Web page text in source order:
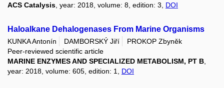
ACS Catalysis , year: 2018, volume: 8, edition: 3, DOI
Haloalkane Dehalogenases From Marine Organisms
KUNKA Antonín DAMBORSKÝ Jiří
PROKOP Zbyněk
Peer-reviewed scientific article
MARINE ENZYMES AND SPECIALIZED METABOLISM, PT B,
year: 2018, volume: 605, edition: 1, DOI